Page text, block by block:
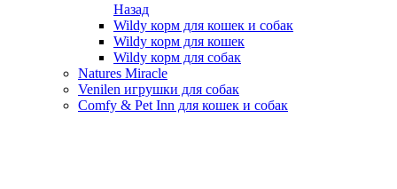
Назад
Wildy корм для кошек и собак
Wildy корм для кошек
Wildy корм для собак
Natures Miracle
Venilen игрушки для собак
Comfy & Pet Inn для кошек и собак